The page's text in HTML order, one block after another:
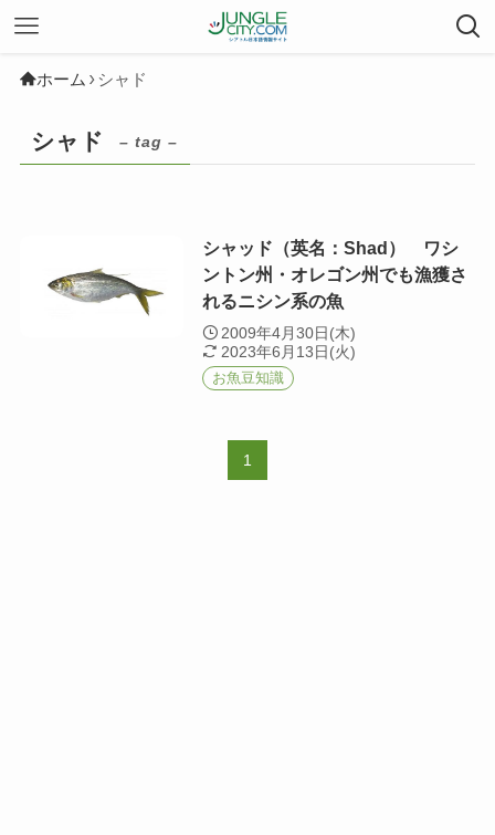
ホーム シャド
シャド – tag –
シャッド（英名：Shad） ワシ
ントン州・オレゴン州でも漁獲さ
れるニシン系の魚
2009年4月30日(木)
2023年6月13日(火)
お魚豆知識
1